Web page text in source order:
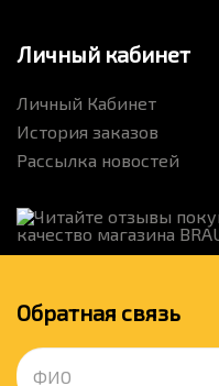
Личный кабинет
Личный Кабинет
История заказов
Рассылка новостей
Обратная связь